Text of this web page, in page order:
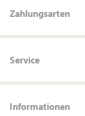
Zahlungsarten
Service
Informationen